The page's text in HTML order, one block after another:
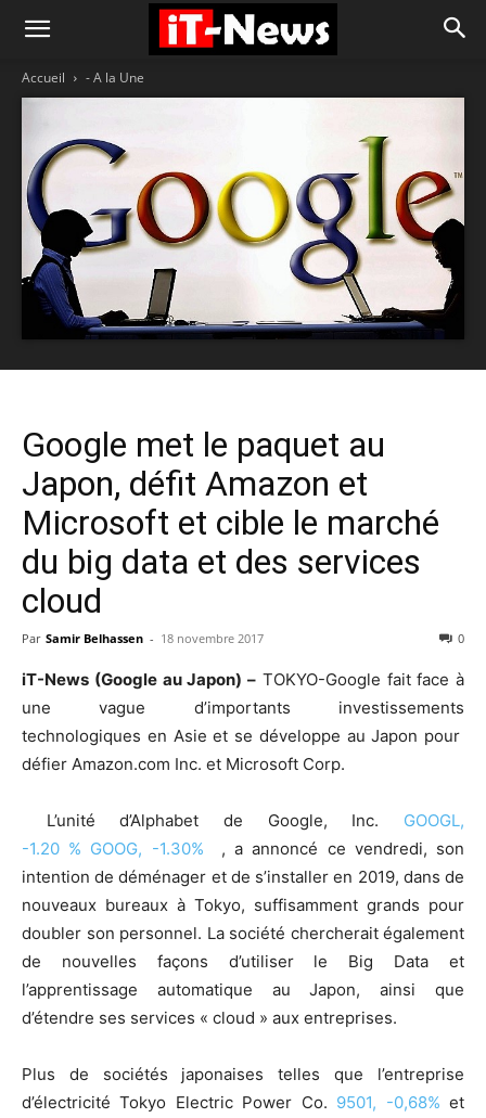
Accueil - A la Une
Google met le paquet au
Japon, défit Amazon et
Microsoft et cible le marché
du big data et des services
cloud
Par Samir Belhassen - 18 novembre 2017 0
iT-News (Google au Japon) – TOKYO-Google fait face à
une vague d’importants investissements
technologiques en Asie et se développe au Japon pour
défier Amazon.com Inc. et Microsoft Corp.
L’unité d’Alphabet de Google, Inc. GOOGL,
-1.20 % GOOG, -1.30% , a annoncé ce vendredi, son
intention de déménager et de s’installer en 2019, dans de
nouveaux bureaux à Tokyo, suffisamment grands pour
doubler son personnel. La société chercherait également
de nouvelles façons d’utiliser le Big Data et
l’apprentissage automatique au Japon, ainsi que
d’étendre ses services « cloud » aux entreprises.
Plus de sociétés japonaises telles que l’entreprise
d’électricité Tokyo Electric Power Co. 9501, -0,68% et